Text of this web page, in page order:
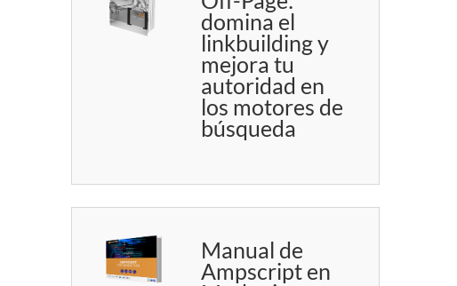
domina el
linkbuilding y
mejora tu
autoridad en
los motores de
búsqueda
Manual de
Ampscript en